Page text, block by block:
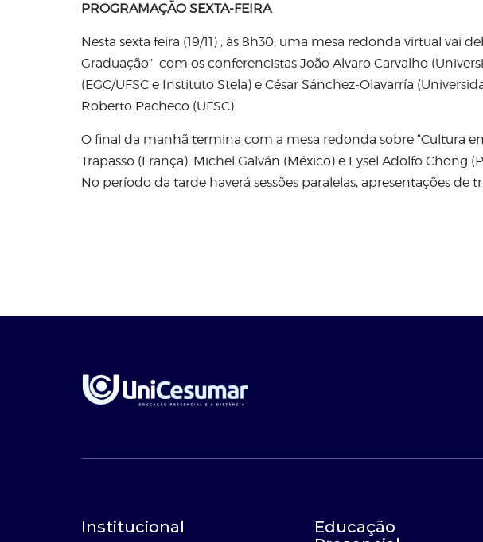
PROGRAMAÇÃO SEXTA-FEIRA
Nesta sexta feira (19/11) , às 8h30, uma mesa redonda virtual vai
Graduação” com os conferencistas João Alvaro Carvalho
(EGC/UFSC e Instituto Stela) e César Sánchez-Olavarría
Roberto Pacheco (UFSC).
O final da manhã termina com a mesa redonda sobre “Cultura
Trapasso (França); Michel Galván (México) e Eysel Adolfo
No período da tarde haverá sessões paralelas, apresentações
Institucional
Educação